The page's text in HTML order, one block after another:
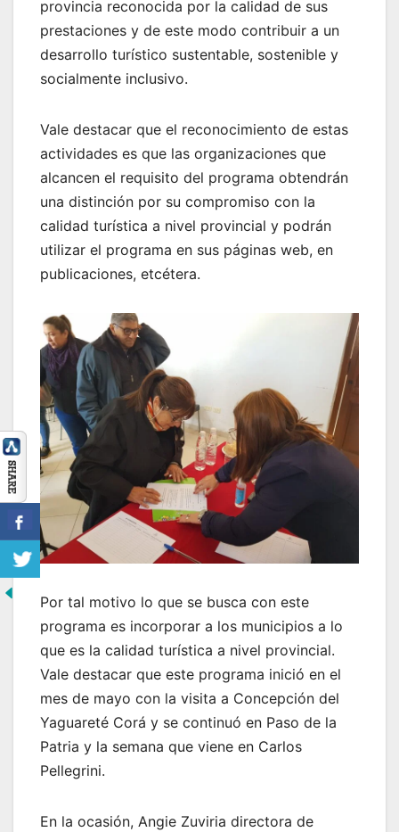
provincia reconocida por la calidad de sus
prestaciones y de este modo contribuir a un
desarrollo turístico sustentable, sostenible y
socialmente inclusivo.
Vale destacar que el reconocimiento de estas
actividades es que las organizaciones que
alcancen el requisito del programa obtendrán
una distinción por su compromiso con la
calidad turística a nivel provincial y podrán
utilizar el programa en sus páginas web, en
publicaciones, etcétera.
Por tal motivo lo que se busca con este
programa es incorporar a los municipios a lo
que es la calidad turística a nivel provincial.
Vale destacar que este programa inició en el
mes de mayo con la visita a Concepción del
Yaguareté Corá y se continuó en Paso de la
Patria y la semana que viene en Carlos
Pellegrini.
En la ocasión, Angie Zuviria directora de